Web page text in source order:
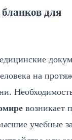
для
на
возникает
учебные